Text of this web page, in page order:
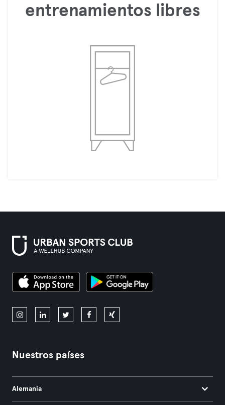
entrenamientos libres
Nuestros países
Alemania